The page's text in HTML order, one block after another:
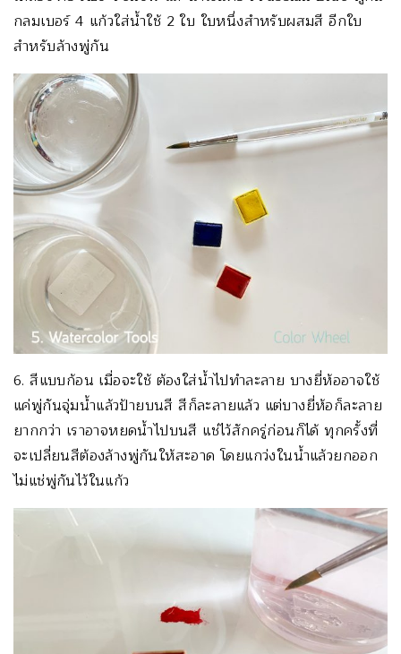
กลมเบอร์ 4 แก้วใส่น้ำใช้ 2 ใบ ใบหนึ่งสำหรับผสมสี อีกใบ
สำหรับล้างพู่กัน
6. สีแบบก้อน เมื่อจะใช้ ต้องใส่น้ำไปทำละลาย บางยี่ห้ออาจใช้
แค่พู่กันจุ่มน้ำแล้วป้ายบนสี สีก็ละลายแล้ว แต่บางยี่ห้อก็ละลาย
ยากกว่า เราอาจหยดน้ำไปบนสี แช่ไว้สักครู่ก่อนก็ได้ ทุกครั้งที่
จะเปลี่ยนสีต้องล้างพู่กันให้สะอาด โดยแกว่งในน้ำแล้วยกออก
ไม่แช่พู่กันไว้ในแก้ว